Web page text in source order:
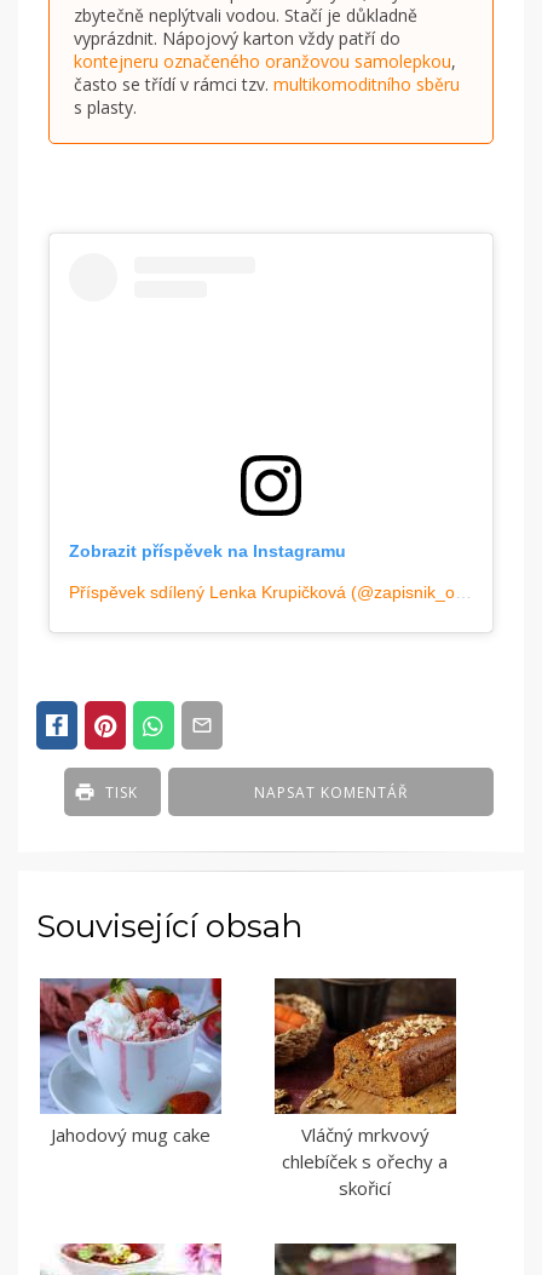
zbytečně neplýtvali vodou. Stačí je důkladně
vyprázdnit. Nápojový karton vždy patří do
kontejneru označeného oranžovou samolepkou,
často se třídí v rámci tzv. multikomoditního sběru
s plasty.
Zobrazit příspěvek na Instagramu
NAPSAT KOMENTÁŘ
TISK
Související obsah
Jahodový mug cake
Vláčný mrkvový
chlebíček s ořechy a
skořicí